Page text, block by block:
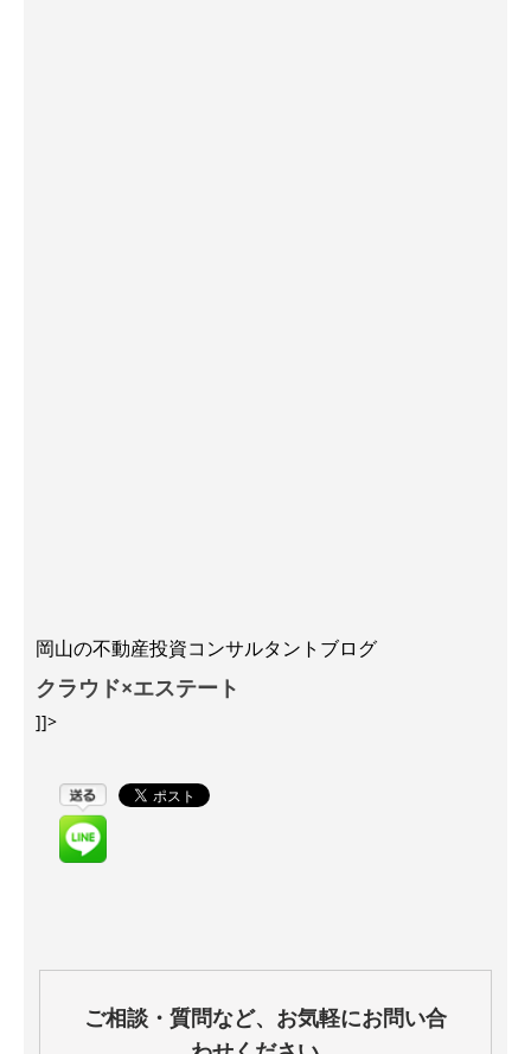
岡山の不動産投資コンサルタントブログ
クラウド×エステート
]]>
ご相談・質問など、お気軽にお問い合